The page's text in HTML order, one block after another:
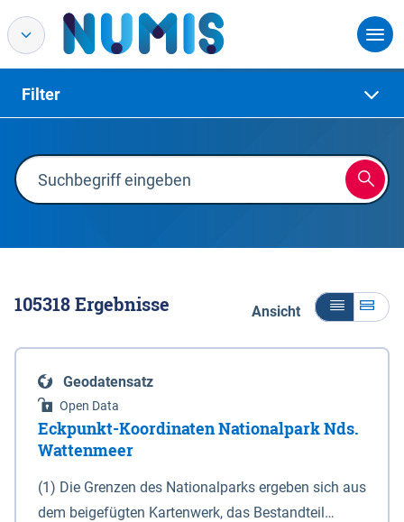
Filter
105318Ergebnisse Ansicht
Geodatensatz
Open Data
Eckpunkt-Koordinaten Nationalpark Nds.
Wattenmeer
(1) Die Grenzen des Nationalparks ergeben sich aus
dem beigefügten Kartenwerk, das Bestandteil